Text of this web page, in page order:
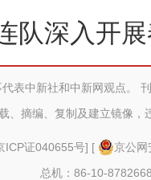
队深入开
表中新社和中新网观点。
、摘编、复制及建立镜像，
ICP证040655号] [
京公
总机：86-10-